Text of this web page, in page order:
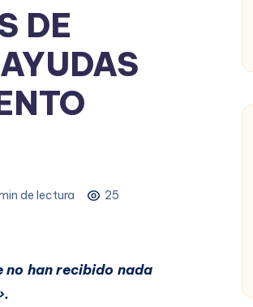
DE
de lectura 25
no han recibido nada